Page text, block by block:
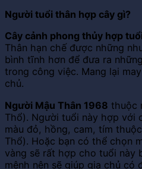
Người tuổi thân hợp cây gì?
Cây cảnh phong thủy hợp
Thân hạn chế được những
bình tĩnh hơn để đưa ra
trong công việc. Mang lại
chủ.
Người Mậu Thân 1968 thuộc
Thổ). Người tuổi này hợp với
màu đỏ, hồng, cam, tím
Thổ). Hoặc bạn có thể chọn
vàng sẽ rất hợp cho tuổi này
mệnh nên sẽ giúp gia chủ có